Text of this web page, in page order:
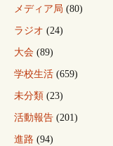
メディア局 (80)
ラジオ (24)
大会 (89)
学校生活 (659)
未分類 (23)
活動報告 (201)
進路 (94)